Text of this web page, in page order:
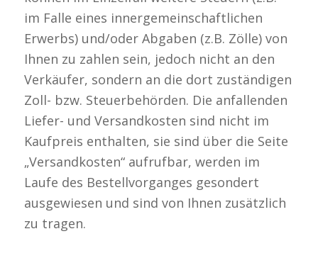
im Falle eines innergemeinschaftlichen
Erwerbs) und/oder Abgaben (z.B. Zölle) von
Ihnen zu zahlen sein, jedoch nicht an den
Verkäufer, sondern an die dort zuständigen
Zoll- bzw. Steuerbehörden. Die anfallenden
Liefer- und Versandkosten sind nicht im
Kaufpreis enthalten, sie sind über die Seite
„Versandkosten“ aufrufbar, werden im
Laufe des Bestellvorganges gesondert
ausgewiesen und sind von Ihnen zusätzlich
zu tragen.